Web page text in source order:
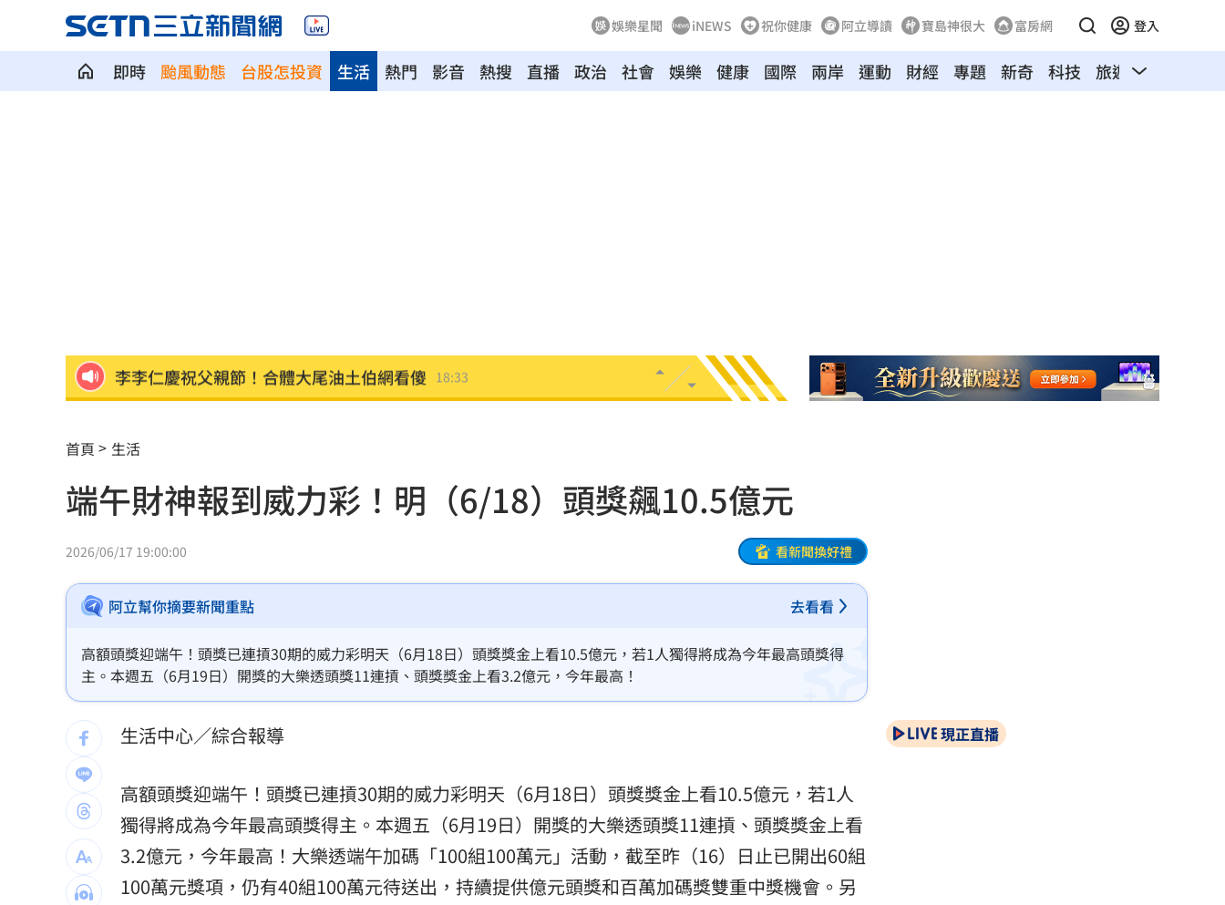
娛樂星聞 iNEWS 祝你健康 阿立導讀 寶島神很大 富房網 登入
即時 颱風動態 台股怎投資 熱門 影音 熱搜 直播 政治 社會 娛樂
生活 健康 國際 兩岸 運動 財經 專題 新奇 科技 旅遊 汽車
李李仁慶祝父親節！合體大尾油土伯網看傻 18:33
傳與女員工婚外情助升遷 FIFA主席回應了
台灣高中生超神！這賽事拿下1金2銀2銅 18:27
二伯衣印哈哈鄙卑 專家：別穿去日本被笑
向中國洩半導體機密 前SK海力士員工慘了 18:25
戰疫苗！他再批蔣萬安：神也是你鬼也是你 18:18
42歲情色片女星閃嫁 對象是前職棒投手 18:12
波克夏出手 砸百億美元投資Alphabet 18:12
黃仁勳告白喜歡華莎！她尬稱：不知他是誰 18:10
首頁 生活
端午財神報到威力彩！明（6/18）頭獎飆10.5億元
2026/06/17 19:00:00 看新聞換好禮
阿立幫你摘要新聞重點 去看看
高額頭獎迎端午！頭獎已連摃30期的威力彩明天（6月18日）頭獎獎金上看10.5億元，若1人獨得將成為今年最高頭獎得
主。本週五（6月19日）開獎的大樂透頭獎11連摃、頭獎獎金上看3.2億元，今年最高！
生活中心／綜合報導
高額頭獎迎端午！頭獎已連摃30期的威力彩明天（6月18日）頭獎獎金上看10.5億元，若1人
獨得將成為今年最高頭獎得主。本週五（6月19日）開獎的大樂透頭獎11連摃、頭獎獎金上看
3.2億元，今年最高！大樂透端午加碼「100組100萬元」活動，截至昨（16）日止已開出60組
100萬元獎項，仍有40組100萬元待送出，持續提供億元頭獎和百萬加碼獎雙重中獎機會。另
現正直播